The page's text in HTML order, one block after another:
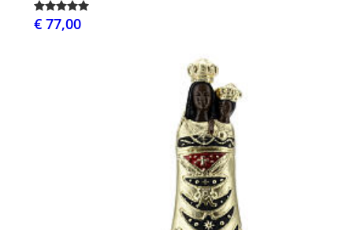
€ 77,00